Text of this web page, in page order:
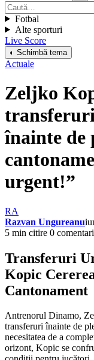
Fotbal
Alte sporturi
Live Score
◐ Schimbă tema
Actuale
Zeljko
înainte de
urgent!”
RA
Razvan Ungureanu
5 min citire 0
Transferuri
Kopic
Cantonament
Antrenorul Dinamo,
transferuri înainte de
necesitatea de a
orizont, Kopic se